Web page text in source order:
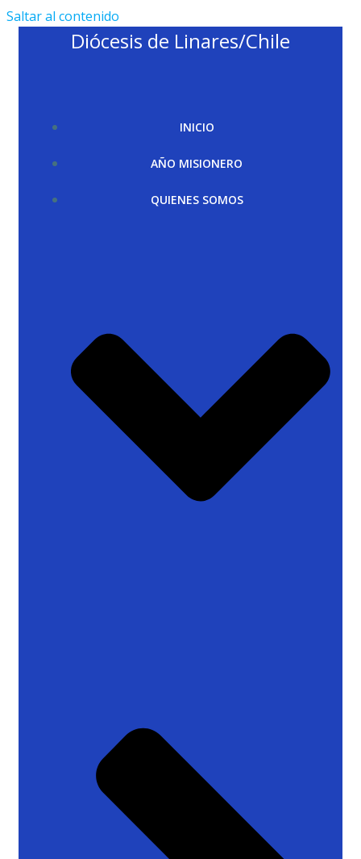
Saltar al contenido
Diócesis de Linares/Chile
INICIO
AÑO MISIONERO
QUIENES SOMOS